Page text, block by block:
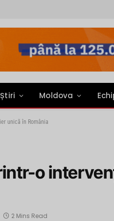
Știri Moldova
unică în România
o
2 Mins Read